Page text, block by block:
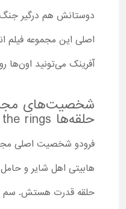
دوستانش هم درگیر جنگ
اصلی این مجموعه فیلم
آفرینک می‌تونید اون‌ها
شخصیت‌های
حلقه‌ها The lord of the rings
فرودو شخصیت اصلی
هابیتی اهل شایر و
حلقه قدرت هستش. سم